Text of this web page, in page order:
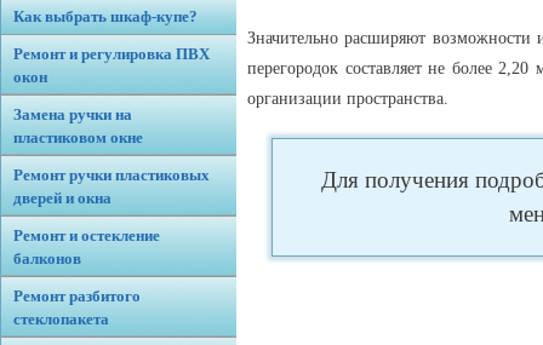
Как выбрать шкаф-купе?
Ремонт и регулировка ПВХ
окон
Замена ручки на
пластиковом окне
Ремонт ручки пластиковых
дверей и окна
Ремонт и остекление
балконов
Ремонт разбитого
стеклопакета
Значительно расширяют возможности
перегородок составляет не более
организации пространства.
Для получения